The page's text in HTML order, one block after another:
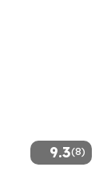
9.3(8)